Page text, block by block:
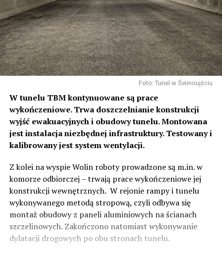
Foto: Tunel w Świnoujściu
W tunelu TBM kontynuowane są prace
wykończeniowe. Trwa doszczelnianie konstrukcji
wyjść ewakuacyjnych i obudowy tunelu. Montowana
jest instalacja niezbędnej infrastruktury.Testowany i
kalibrowany jest system wentylacji.
Z kolei na wyspie Wolin roboty prowadzone są m.in. w
komorze odbiorczej – trwają prace wykończeniowe jej
konstrukcji wewnętrznych. W rejonie rampy i tunelu
wykonywanego metodą stropową, czyli odbywa się
montaż obudowy z paneli aluminiowych na ścianach
szczelinowych. Zakończono natomiast wykonywanie
dylatacji drogowych po obu stronach tunelu.